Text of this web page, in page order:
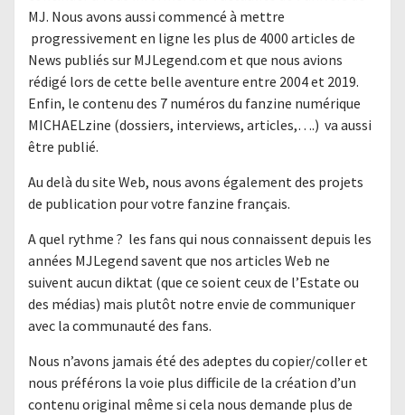
MJ. Nous avons aussi commencé à mettre
progressivement en ligne les plus de 4000 articles de
News publiés sur MJLegend.com et que nous avions
rédigé lors de cette belle aventure entre 2004 et 2019.
Enfin, le contenu des 7 numéros du fanzine numérique
MICHAELzine (dossiers, interviews, articles,….) va aussi
être publié.
Au delà du site Web, nous avons également des projets
de publication pour votre fanzine français.
A quel rythme ? les fans qui nous connaissent depuis les
années MJLegend savent que nos articles Web ne
suivent aucun diktat (que ce soient ceux de l’Estate ou
des médias) mais plutôt notre envie de communiquer
avec la communauté des fans.
Nous n’avons jamais été des adeptes du copier/coller et
nous préférons la voie plus difficile de la création d’un
contenu original même si cela nous demande plus de